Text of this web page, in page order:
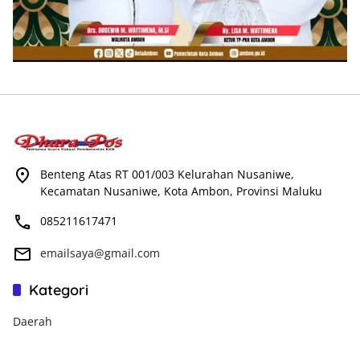
Benteng Atas RT 001/003 Kelurahan Nusaniwe,
Kecamatan Nusaniwe, Kota Ambon, Provinsi Maluku
085211617471
emailsaya@gmail.com
Kategori
Daerah